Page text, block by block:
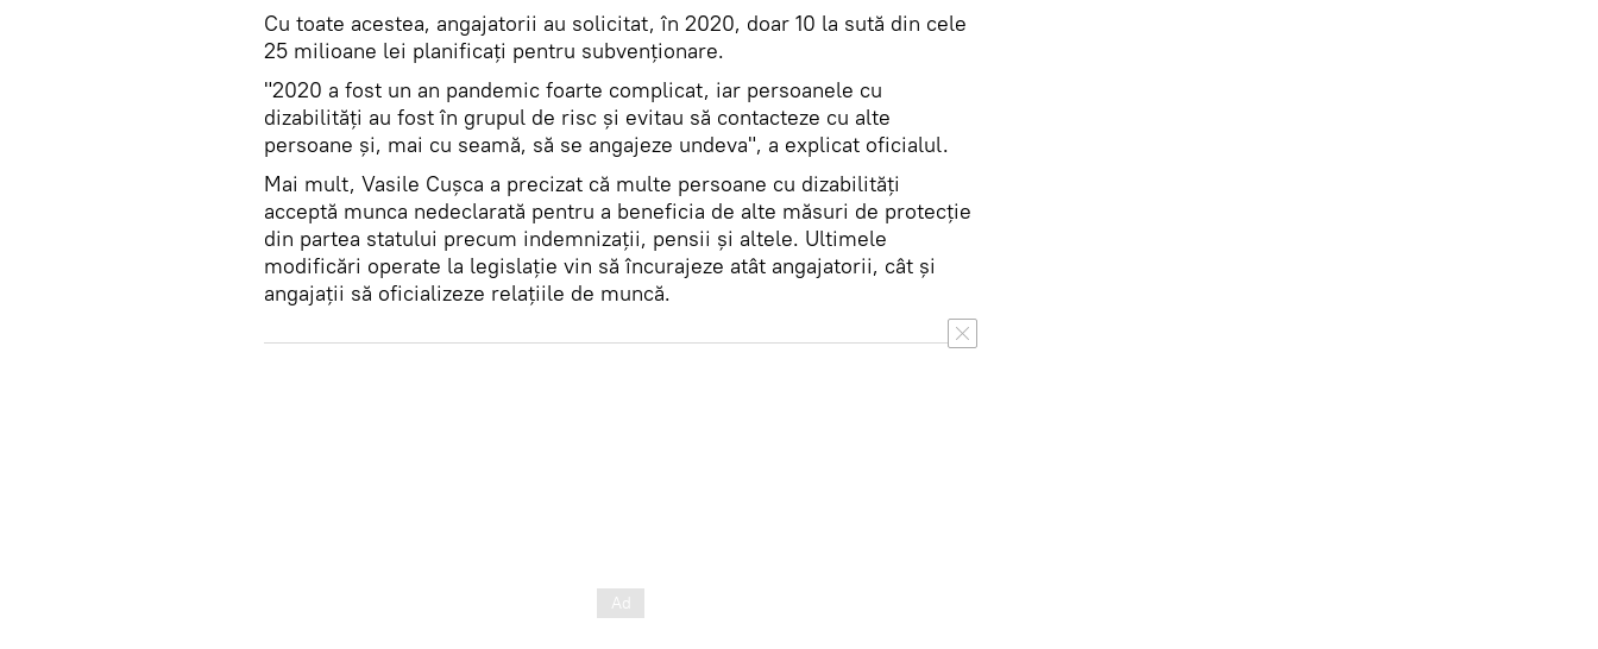
Cu toate acestea, angajatorii au solicitat, în 2020, doar 10 la sută din cele
25 milioane lei planificați pentru subvenționare.
"2020 a fost un an pandemic foarte complicat, iar persoanele cu
dizabilități au fost în grupul de risc și evitau să contacteze cu alte
persoane și, mai cu seamă, să se angajeze undeva", a explicat oficialul.
Mai mult, Vasile Cușca a precizat că multe persoane cu dizabilități
acceptă munca nedeclarată pentru a beneficia de alte măsuri de protecție
din partea statului precum indemnizații, pensii și altele. Ultimele
modificări operate la legislație vin să încurajeze atât angajatorii, cât și
angajații să oficializeze relațiile de muncă.